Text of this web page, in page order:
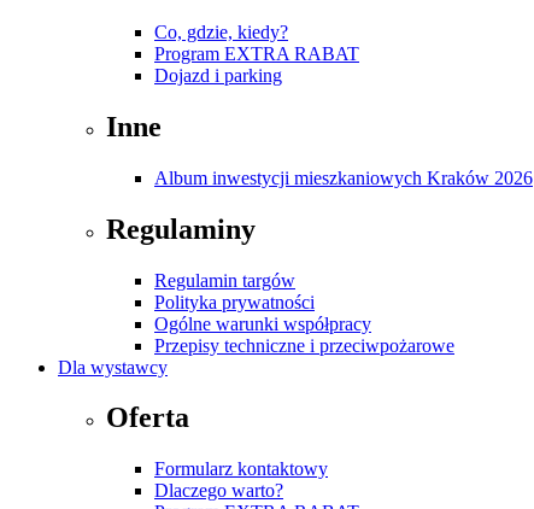
Co, gdzie, kiedy?
Program EXTRA RABAT
Dojazd i parking
Inne
Album inwestycji mieszkaniowych Kraków 2026
Regulaminy
Regulamin targów
Polityka prywatności
Ogólne warunki współpracy
Przepisy techniczne i przeciwpożarowe
Dla wystawcy
Oferta
Formularz kontaktowy
Dlaczego warto?